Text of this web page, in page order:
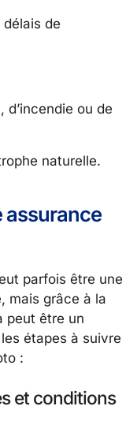
de
d’incendie ou de
naturelle.
assurance
parfois être une
mais grâce à la
peut être un
étapes à suivre
:
et conditions